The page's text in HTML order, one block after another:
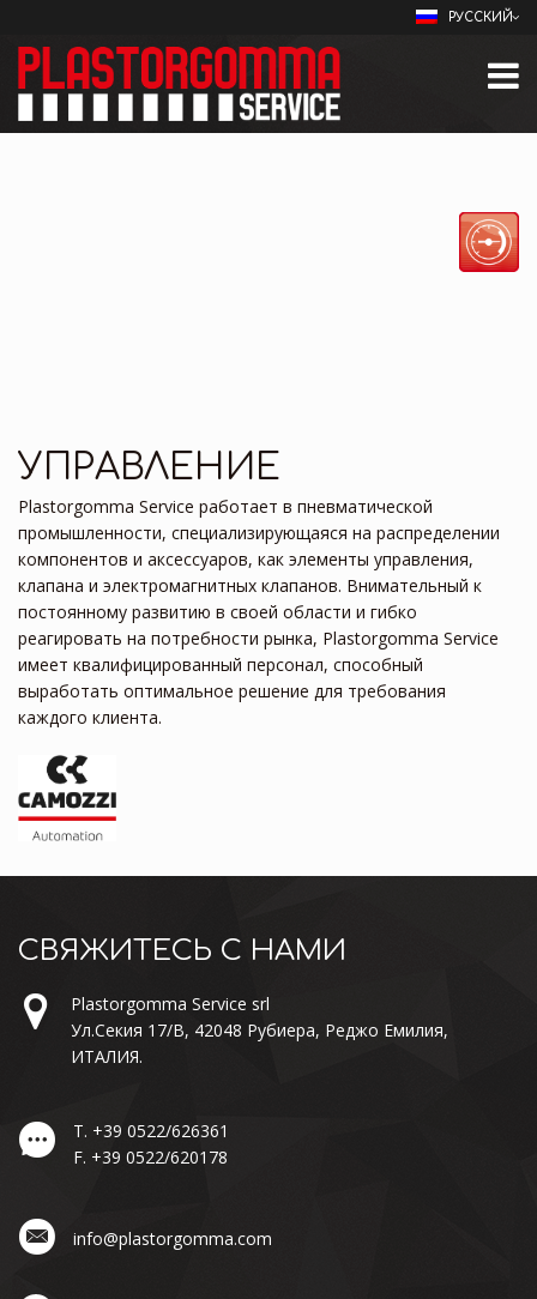
РУССКИЙ
УПРАВЛЕНИЕ
Plastorgomma Service работает в пневматической
промышленности, специализирующаяся на распределении
компонентов и аксессуаров, как элементы управления,
клапана и электромагнитных клапанов. Внимательный к
постоянному развитию в своей области и гибко
реагировать на потребности рынка, Plastorgomma Service
имеет квалифицированный персонал, способный
выработать оптимальное решение для требования
каждого клиента.
СВЯЖИТЕСЬ С НАМИ
Plastorgomma Service srl
Ул.Секия 17/B, 42048 Рубиера, Реджо Емилия,
ИТАЛИЯ.
T. +39 0522/626361
F. +39 0522/620178
info@plastorgomma.com